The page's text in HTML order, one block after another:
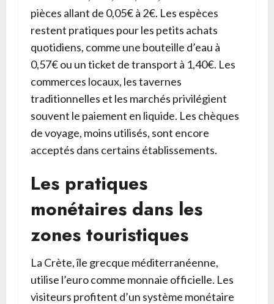
pièces allant de 0,05€ à 2€. Les espèces
restent pratiques pour les petits achats
quotidiens, comme une bouteille d’eau à
0,57€ ou un ticket de transport à 1,40€. Les
commerces locaux, les tavernes
traditionnelles et les marchés privilégient
souvent le paiement en liquide. Les chèques
de voyage, moins utilisés, sont encore
acceptés dans certains établissements.
Les pratiques
monétaires dans les
zones touristiques
La Crète, île grecque méditerranéenne,
utilise l’euro comme monnaie officielle. Les
visiteurs profitent d’un système monétaire